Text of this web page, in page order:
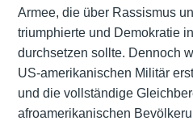
Armee, die über Rassismus
triumphierte und Demokratie
durchsetzen sollte. Dennoch
US-amerikanischen Militär
und die vollständige
afroamerikanischen